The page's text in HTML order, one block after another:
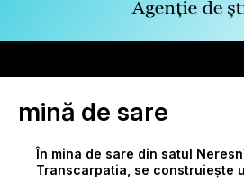
mină de sare
În mina de sare din satul
Transcarpatia, se construiește